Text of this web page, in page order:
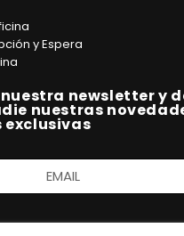
y Espera
newsletter y
nuestras
exclusivas